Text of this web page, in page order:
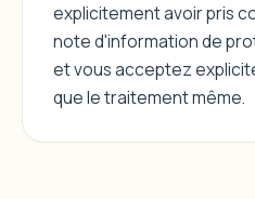
explicitement avoir pris
note d'information de
et vous acceptez
que le traitement même.